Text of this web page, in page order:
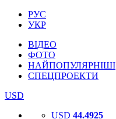
РУС
УКР
ВІДЕО
ФОТО
НАЙПОПУЛЯРНІШІ
СПЕЦПРОЕКТИ
USD
USD 44.4925